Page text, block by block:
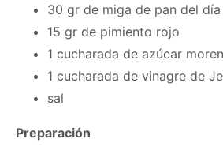
30 gr de miga de pan del
15 gr de pimiento rojo
1 cucharada de azúcar
1 cucharada de vinagre de
sal
Preparación